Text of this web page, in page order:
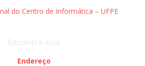
do Centro de Informática – UFPE
Endereço